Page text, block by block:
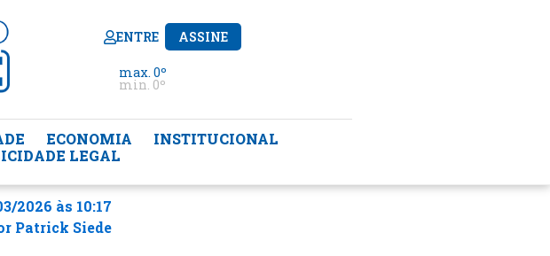
ENTRE ASSINE
max. 0º
min. 0º
ECONOMIA
INSTITUCIONAL
LEGAL
2026 às 10:17
Patrick Siede